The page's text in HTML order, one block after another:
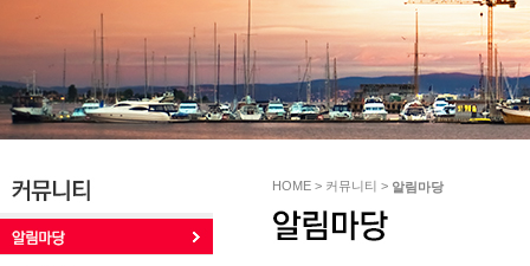
HOME > 커뮤니티 > 알림마당